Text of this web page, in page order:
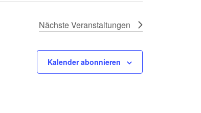
NächsteVeranstaltungen
Kalender abonnieren